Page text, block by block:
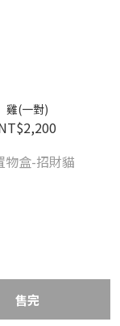
雞(一對)
售完